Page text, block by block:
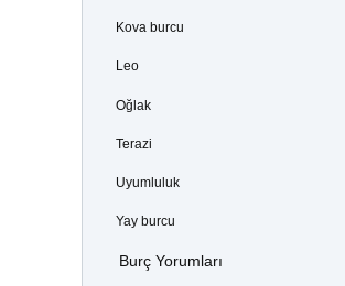
Kova burcu
Leo
Oğlak
Terazi
Uyumluluk
Yay burcu
Burç Yorumları